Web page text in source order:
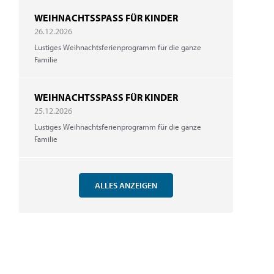
WEIHNACHTSSPASS FÜR KINDER
26.12.2026
Lustiges Weihnachtsferienprogramm für die ganze
Familie
WEIHNACHTSSPASS FÜR KINDER
25.12.2026
Lustiges Weihnachtsferienprogramm für die ganze
Familie
ALLES ANZEIGEN